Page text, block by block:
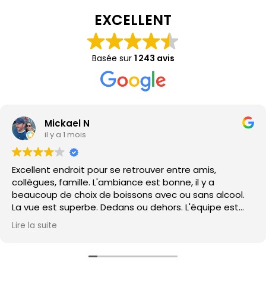
EXCELLENT
Basée sur 1 243 avis
Mickael N
il y a 1 mois
Excellent endroit pour se retrouver entre amis,
collègues, famille. L'ambiance est bonne, il y a
beaucoup de choix de boissons avec ou sans alcool.
La vue est superbe. Dedans ou dehors. L'équipe est
super. Les tapas sont moyennes...
Lire la suite